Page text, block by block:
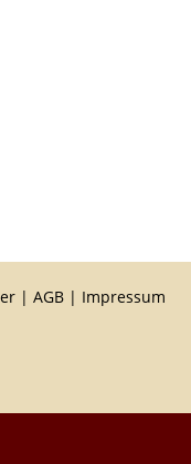
| AGB | Impressum